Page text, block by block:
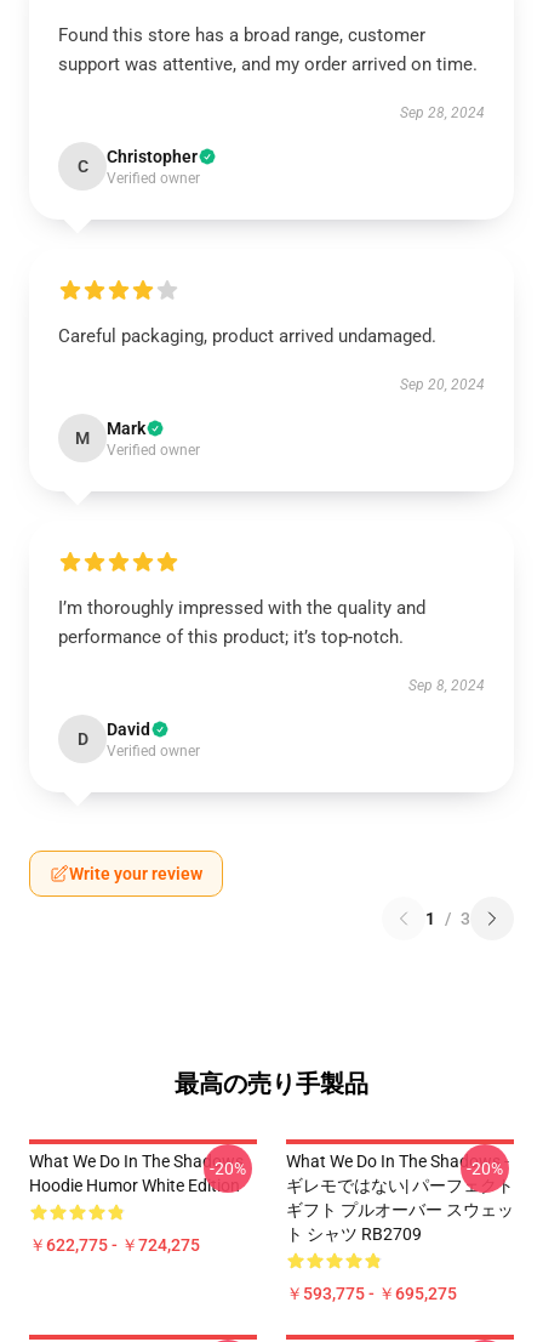
Found this store has a broad range, customer
support was attentive, and my order arrived on time.
Sep 28, 2024
C Christopher
Verified owner
Careful packaging, product arrived undamaged.
Sep 20, 2024
M Mark
Verified owner
I’m thoroughly impressed with the quality and
performance of this product; it’s top-notch.
Sep 8, 2024
D David
Verified owner
Write your review
1 / 3
最高の売り手製品
What We Do In The Shadows
Hoodie Humor White Edition
￥622,775 - ￥724,275
-20%
What We Do In The Shadows -
ギレモではない| パーフェクト
ギフト プルオーバー スウェッ
ト シャツ RB2709
￥593,775 - ￥695,275
-20%